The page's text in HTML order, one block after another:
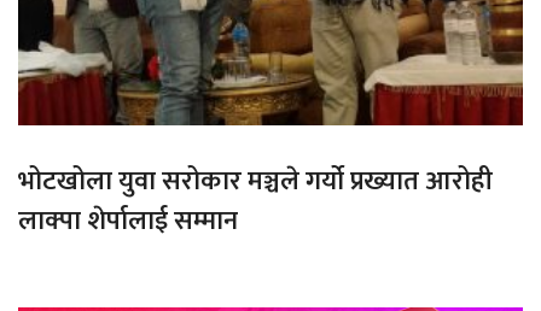
भोटखोला युवा सरोकार मञ्चले गर्यो प्रख्यात आरोही
लाक्पा शेर्पालाई सम्मान